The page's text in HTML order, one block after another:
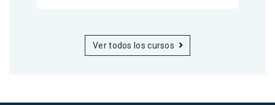
Ver todos los cursos